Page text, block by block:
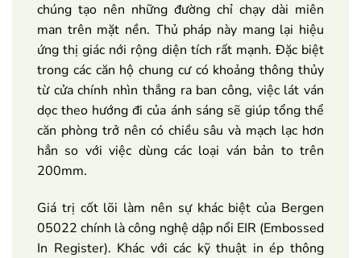
chúng tạo nên những đường chỉ chạy dài miên
man trên mặt nền. Thủ pháp này mang lại hiệu
ứng thị giác nới rộng diện tích rất mạnh. Đặc biệt
trong các căn hộ chung cư có khoảng thông thủy
từ cửa chính nhìn thẳng ra ban công, việc lát ván
dọc theo hướng đi của ánh sáng sẽ giúp tổng thể
căn phòng trở nên có chiều sâu và mạch lạc hơn
hẳn so với việc dùng các loại ván bản to trên
200mm.
Giá trị cốt lõi làm nên sự khác biệt của Bergen
05022 chính là công nghệ dập nổi EIR (Embossed
In Register). Khác với các kỹ thuật in ép thông